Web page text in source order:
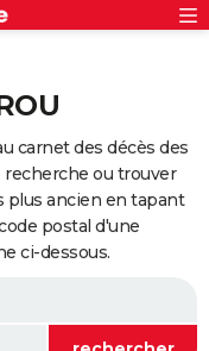
carnet des décès des
recherche ou trouver
plus ancien en tapant
postal d'une
ci-dessous.